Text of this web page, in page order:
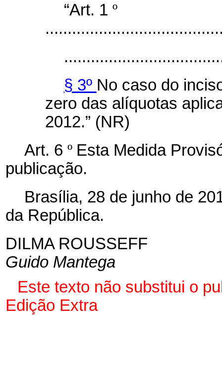
“Art. 1 º
§ 3º No caso do
zero das alíquotas
2012.” (NR)
Art. 6 º Esta Medida
publicação.
Brasília, 28 de junho de
da República.
DILMA ROUSSEFF
Guido Mantega
Este texto não substitui o
Edição Extra